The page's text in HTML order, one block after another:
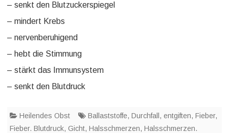
– senkt den Blutzuckerspiegel
– mindert Krebs
– nervenberuhigend
– hebt die Stimmung
– stärkt das Immunsystem
– senkt den Blutdruck
Heilendes Obst Ballaststoffe, Durchfall , entgiften, Fieber,
Fieber. Blutdruck, Gicht, Halsschmerzen, Halsschmerzen.